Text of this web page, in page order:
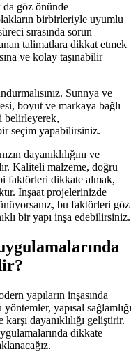
da göz önünde
birbirleriyle uyumlu
sırasında sorun
talimatlara dikkat etmek
ve kolay taşınabilir
Sunnya ve
boyut ve markaya bağlı
belirleyerek,
seçim yapabilirsiniz.
dayanıklılığını ve
Kaliteli malzeme, doğru
faktörleri dikkate almak,
İnşaat projelerinizde
bu faktörleri göz
bir yapı inşa edebilirsiniz.
yapıların inşasında
yapısal sağlamlığı
dayanıklılığı geliştirir.
dikkate